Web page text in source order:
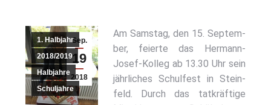
Sep.
19
2018
1. Halbjahr
2018/2019
Halbjahre
Schuljahre
Am Sams­tag, den 15. Sep­tem­
ber, fei­er­te das Her­mann-
Josef-Kol­leg ab 13.30 Uhr sein
jähr­li­ches Schul­fest in Stein­
feld. Durch das tat­kräf­ti­ge